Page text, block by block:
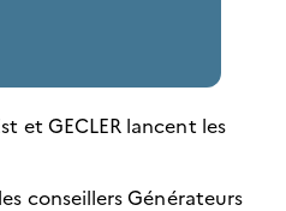
et GECLER lancent les
conseillers Générateurs